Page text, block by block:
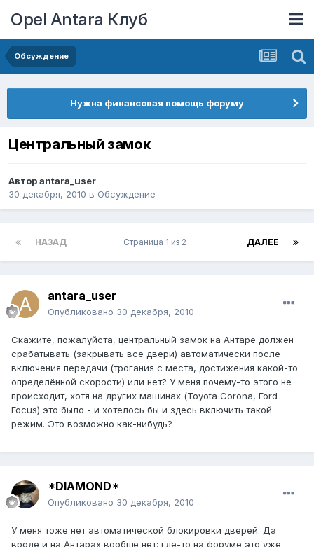
Opel Antara Клуб
Обсуждение
Нужна финансовая помощь форуму
Центральный замок
Авторantara_user
30 декабря, 2010 в Обсуждение
НАЗАД ДАЛЕЕ
Страница 1 из 2
antara_user
Опубликовано 30 декабря, 2010
Скажите, пожалуйста, центральный замок на Антаре должен
срабатывать (закрывать все двери) автоматически после
включения передачи (трогания с места, достижения какой-то
определённой скорости) или нет? У меня почему-то этого не
происходит, хотя на других машинах (Toyota Corona, Ford
Focus) это было - и хотелось бы и здесь включить такой
режим. Это возможно как-нибудь?
*DIAMOND*
Опубликовано 30 декабря, 2010
У меня тоже нет автоматической блокировки дверей. Да
вроде и на Антарах вообще нет: где-то на форуме это уже